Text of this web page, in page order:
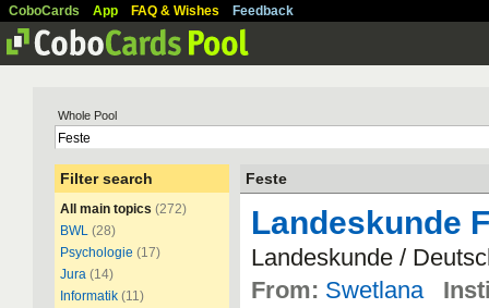
CoboCards App FAQ & Wishes Feedback
Whole Pool
Filter search
All main topics (272)
BWL (28)
Psychologie (17)
Jura (14)
Informatik (11)
Feste
Landeskunde
Landeskunde /
From: Swetlana